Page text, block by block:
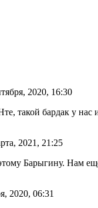
2020, 16:30
такой бардак у нас
2021, 21:25
Барыгину. Нам
2020, 06:31